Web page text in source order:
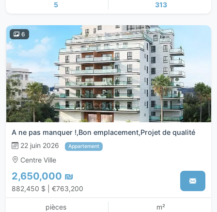
5
313
6
A ne pas manquer !,Bon emplacement,Projet de qualité
22 juin 2026
Appartement
Centre Ville
2,650,000 ₪
882,450 $ | €763,200
pièces
m²